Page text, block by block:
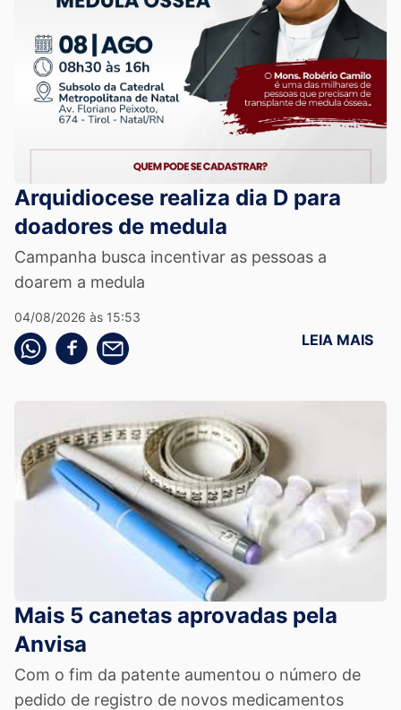
Arquidiocese realiza dia D para
doadores de medula
Campanha busca incentivar as pessoas a
doarem a medula
04/08/2026 às 15:53
Compartilhe pelo whatsapp
Compartilhar no facebook
Compartilhe pelo email LEIA MAIS
Mais 5 canetas aprovadas pela
Anvisa
Com o fim da patente aumentou o número de
pedido de registro de novos medicamentos